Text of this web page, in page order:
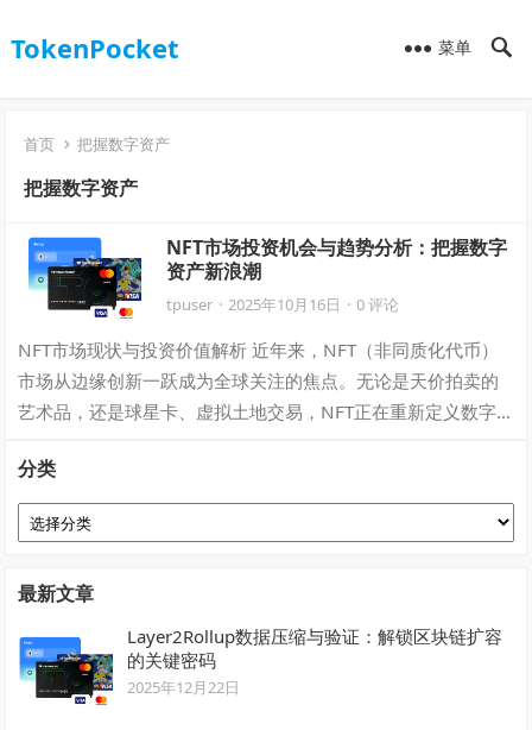
TokenPocket 菜单
首页 把握数字资产
把握数字资产
NFT市场投资机会与趋势分析：把握数字
资产新浪潮
tpuser · 2025年10月16日 · 0 评论
NFT市场现状与投资价值解析 近年来，NFT（非同质化代币）
市场从边缘创新一跃成为全球关注的焦点。无论是天价拍卖的
艺术品，还是球星卡、虚拟土地交易，NFT正在重新定义数字
分类
分
类
最新文章
Layer2Rollup数据压缩与验证：解锁区块链扩容
的关键密码
2025年12月22日